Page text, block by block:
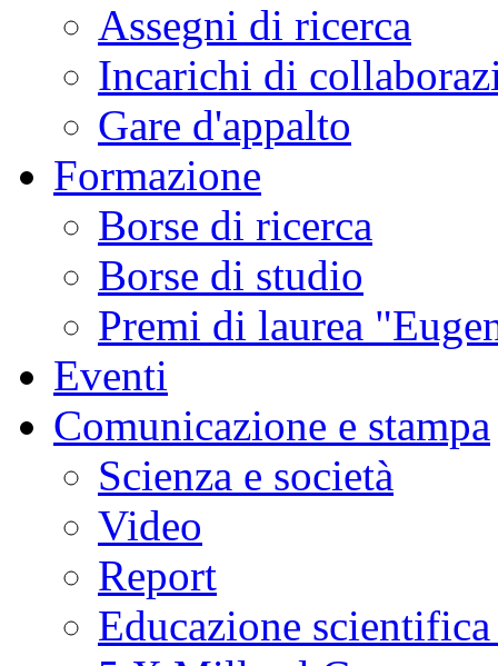
Assegni di ricerca
Incarichi di
Gare d'appalto
Formazione
Borse di ricerca
Borse di studio
Premi di laurea
Eventi
Comunicazione e stampa
Scienza e società
Video
Report
Educazione